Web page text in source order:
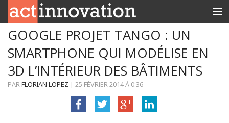
RUBRIQUES
INNOBOX
CONTACT
GOOGLE PROJET TANGO : UN
SMARTPHONE QUI MODÉLISE EN
3D L’INTÉRIEUR DES BÂTIMENTS
PARFLORIAN LOPEZ | 25 FÉVRIER 2014À 0:36